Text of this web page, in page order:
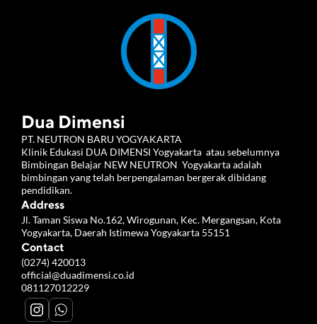
Dua Dimensi
PT. NEUTRON BARU YOGYAKARTA
Klinik Edukasi DUA DIMENSI Yogyakarta  atau sebelumnya
Bimbingan Belajar NEW NEUTRON  Yogyakarta adalah
bimbingan yang telah berpengalaman bergerak dibidang
pendidikan.
Address
Jl. Taman Siswa No.162, Wirogunan, Kec. Mergangsan, Kota
Yogyakarta, Daerah Istimewa Yogyakarta 55151
Contact
(0274) 420013
official@duadimensi.co.id
081127012229